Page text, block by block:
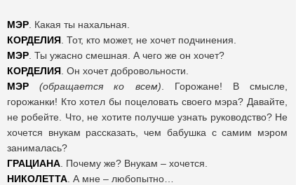
МЭР . Какая ты нахальная.
КОРДЕЛИЯ . Тот, кто может, не хочет подчинения.
МЭР . Ты ужасно смешная. А чего же он хочет?
КОРДЕЛИЯ . Он хочет добровольности.
МЭР
(обращается ко всем) . Горожане! В смысле,
горожанки! Кто хотел бы поцеловать своего мэра? Давайте,
не робейте. Что, не хотите получше узнать руководство? Не
хочется внукам рассказать, чем бабушка с самим мэром
занималась?
ГРАЦИАНА . Почему же? Внукам – хочется.
НИКОЛЕТТА . А мне – любопытно…